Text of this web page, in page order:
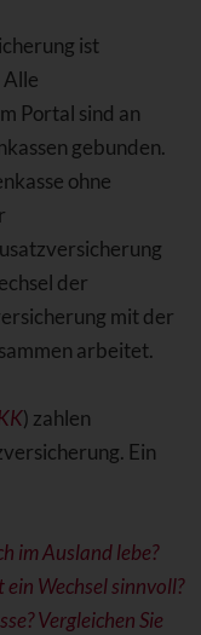
ist
Portal sind an
gebunden.
ohne
der
mit der
arbeitet.
) zahlen
Ein
im Ausland lebe?
Wechsel sinnvoll?
Vergleichen Sie